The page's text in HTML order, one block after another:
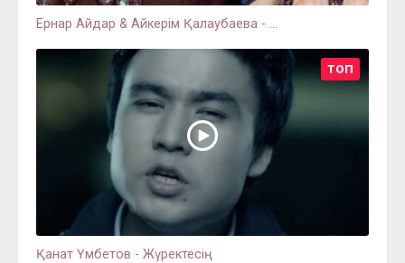
Ернар Айдар & Айкерім Қалаубаева - ...
ТОП
Қанат Үмбетов - Жүректесің